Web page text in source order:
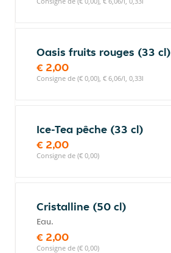
Oasis fruits rouges (33 cl)
€ 2,00
Consigne de (€ 0,00), € 6,06/l, 0,33l
Ice-Tea pêche (33 cl)
€ 2,00
Consigne de (€ 0,00)
Cristalline (50 cl)
Eau.
€ 2,00
Consigne de (€ 0,00)